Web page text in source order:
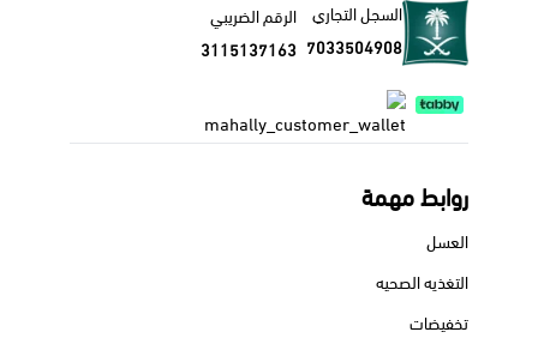
السجل التجاري
7033504908
الرقم الضريبي
3115137163
روابط مهمة
العسل
التغذيه الصحيه
تخفيضات